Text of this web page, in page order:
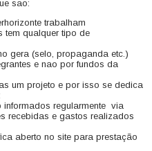
sao:
trabalham
tem qualquer tipo de
gera (selo, propaganda etc.)
e nao por fundos da
um projeto e por isso se dedica
regularmente via
recebidas e gastos realizados
aberto no site para prestação